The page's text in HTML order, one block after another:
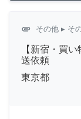
attachment その他 ▸ そ
【新宿・買
送依頼
東京都